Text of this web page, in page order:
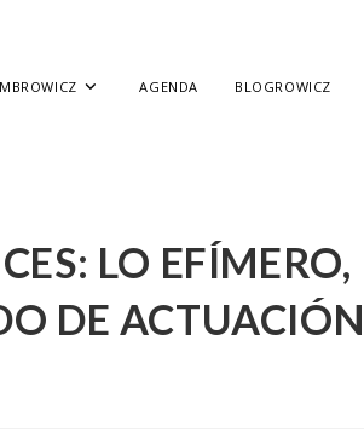
AGENDA BLOGROWICZ
LO EFÍMERO,
DE ACTUACIÓN